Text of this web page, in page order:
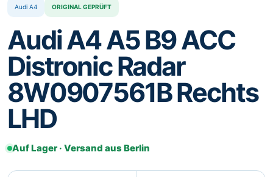
Slovenčina
Hrvatski HR Magyar
Română RO Български
Ελληνικά EL Dansk DA
Svenska
Audi A4 ORIGINAL GEPRÜFT
Audi A4 A5 B9 ACC
Distronic Radar
8W0907561B Rechts
LHD
Auf Lager · Versand aus Berlin